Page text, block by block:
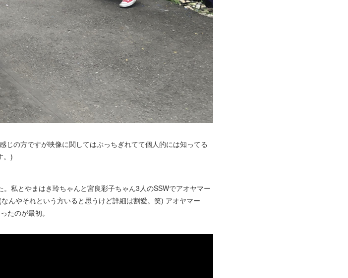
の方ですが映像に関してはぶっちぎれてて個人的には知ってる
。)
私とやまはき玲ちゃんと宮良彩子ちゃん3人のSSWでアオヤマー
んやそれという方いると思うけど詳細は割愛。笑) アオヤマー
たのが最初。